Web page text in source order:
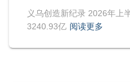
义乌创造新纪录 2026年上
3240.93亿 阅读更多